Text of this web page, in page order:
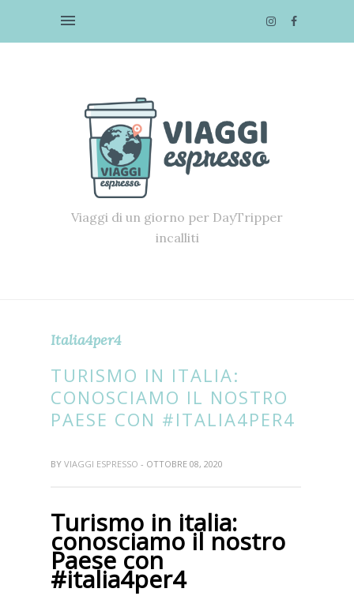
Viaggi di un giorno per DayTripper
incalliti
Italia4per4
TURISMO IN ITALIA:
CONOSCIAMO IL NOSTRO
PAESE CON #ITALIA4PER4
BY VIAGGI ESPRESSO - OTTOBRE 08, 2020
Turismo in italia:
conosciamo il nostro
Paese con
#italia4per4